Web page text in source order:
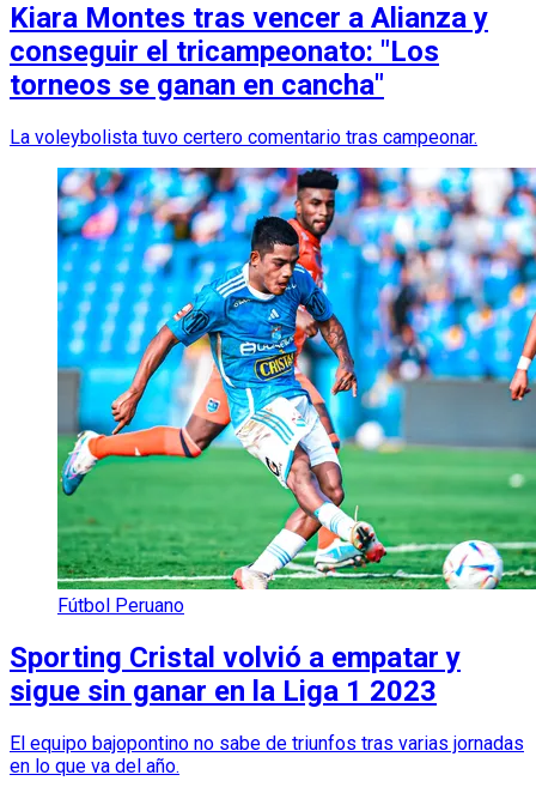
Kiara Montes tras vencer a Alianza y
conseguir el tricampeonato: "Los
torneos se ganan en cancha"
La voleybolista tuvo certero comentario tras campeonar.
Fútbol Peruano
Sporting Cristal volvió a empatar y
sigue sin ganar en la Liga 1 2023
El equipo bajopontino no sabe de triunfos tras varias jornadas
en lo que va del año.